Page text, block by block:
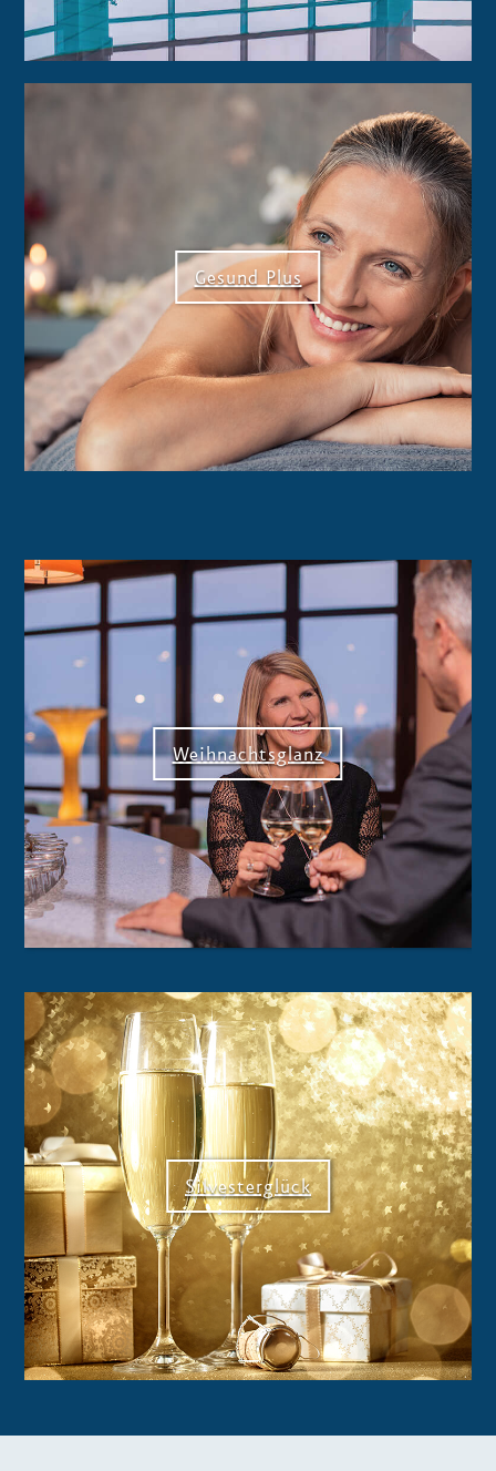
Gesund Plus
Weihnachtsglanz
Silvesterglück